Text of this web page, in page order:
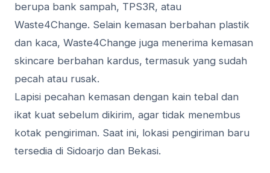
berupa bank sampah, TPS3R, atau
Waste4Change. Selain kemasan berbahan plastik
dan kaca, Waste4Change juga menerima kemasan
skincare berbahan kardus, termasuk yang sudah
pecah atau rusak.
Lapisi pecahan kemasan dengan kain tebal dan
ikat kuat sebelum dikirim, agar tidak menembus
kotak pengiriman. Saat ini, lokasi pengiriman baru
tersedia di Sidoarjo dan Bekasi.